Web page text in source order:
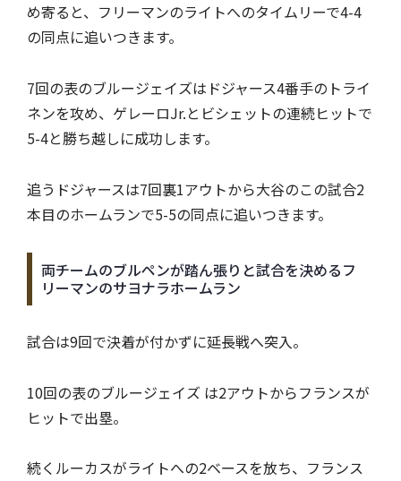
め寄ると、フリーマンのライトへのタイムリーで4-4
の同点に追いつきます。
7回の表のブルージェイズはドジャース4番手のトライ
ネンを攻め、ゲレーロJr.とビシェットの連続ヒットで
5-4と勝ち越しに成功します。
追うドジャースは7回裏1アウトから大谷のこの試合2
本目のホームランで5-5の同点に追いつきます。
両チームのブルペンが踏ん張りと試合を決めるフ
リーマンのサヨナラホームラン
試合は9回で決着が付かずに延長戦へ突入。
10回の表のブルージェイズ は2アウトからフランスが
ヒットで出塁。
続くルーカスがライトへの2ベースを放ち、フランス